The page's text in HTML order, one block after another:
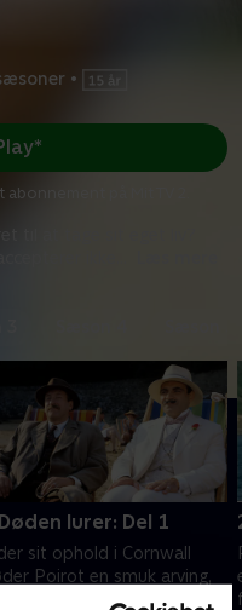
•
til at tage sit eget liv?
ikke
på Mit TV 2.
lurer: Del 1
sit ophold i Cornwall
Poirot en smuk arving,